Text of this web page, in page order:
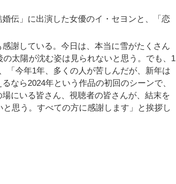
伝」に出演した女優のイ・セヨンと、「恋
謝している。今日は、本当に雪がたくさん
太陽が沈む姿は見られないと思う。でも、1
「今年1年、多くの人が苦しんだが、新年は
なら2024年という作品の初回のシーンで、
にいる皆さん、視聴者の皆さんが、結末を
思う。すべての方に感謝します」と挨拶し